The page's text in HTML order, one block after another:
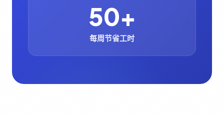
50+
每周节省工时